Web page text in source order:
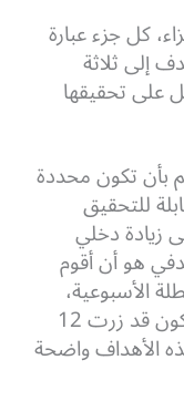
كل جزء عبارة
إلى ثلاثة
على تحقيقها
بأن تكون محددة
للتحقيق
زيادة دخلي
أو هدفي هو أن أقوم
الأسبوعية،
بحيث في نهاية الثلاثة أشهر سوف أكون قد زرت 12
الأهداف واضحة